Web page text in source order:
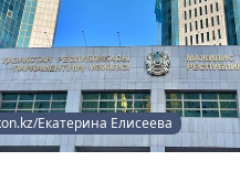
Екатерина Елисеева